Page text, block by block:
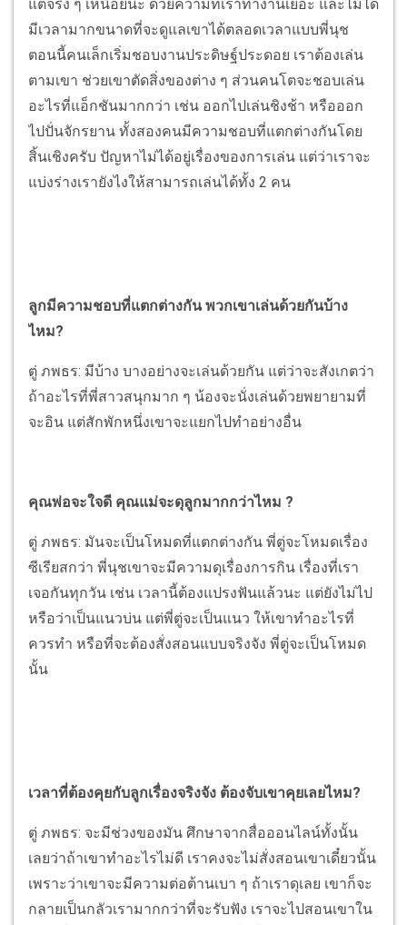
แต่จริง ๆ เหนื่อยนะ ด้วยความที่เราทำงานเยอะ และไม่ได้
มีเวลามากขนาดที่จะดูแลเขาได้ตลอดเวลาแบบพี่นุช
ตอนนี้คนเล็กเริ่มชอบงานประดิษฐ์ประดอย เราต้องเล่น
ตามเขา ช่วยเขาตัดสิ่งของต่าง ๆ ส่วนคนโตจะชอบเล่น
อะไรที่แอ็กชันมากกว่า เช่น ออกไปเล่นชิงช้า หรือออก
ไปปั่นจักรยาน ทั้งสองคนมีความชอบที่แตกต่างกันโดย
สิ้นเชิงครับ ปัญหาไม่ได้อยู่เรื่องของการเล่น แต่ว่าเราจะ
แบ่งร่างเรายังไงให้สามารถเล่นได้ทั้ง 2 คน
ลูกมีความชอบที่แตกต่างกัน พวกเขาเล่นด้วยกันบ้าง
ไหม?
ตู่ ภพธร: มีบ้าง บางอย่างจะเล่นด้วยกัน แต่ว่าจะสังเกตว่า
ถ้าอะไรที่พี่สาวสนุกมาก ๆ น้องจะนั่งเล่นด้วยพยายามที่
จะอิน แต่สักพักหนึ่งเขาจะแยกไปทำอย่างอื่น
คุณพ่อจะใจดี คุณแม่จะดุลูกมากกว่าไหม ?
ตู่ ภพธร: มันจะเป็นโหมดที่แตกต่างกัน พี่ตู่จะโหมดเรื่อง
ซีเรียสกว่า พี่นุชเขาจะมีความดุเรื่องการกิน เรื่องที่เรา
เจอกันทุกวัน เช่น เวลานี้ต้องแปรงฟันแล้วนะ แต่ยังไม่ไป
หรือว่าเป็นแนวบ่น แต่พี่ตู่จะเป็นแนว ให้เขาทำอะไรที่
ควรทำ หรือที่จะต้องสั่งสอนแบบจริงจัง พี่ตู่จะเป็นโหมด
นั้น
เวลาที่ต้องคุยกับลูกเรื่องจริงจัง ต้องจับเขาคุยเลยไหม?
ตู่ ภพธร: จะมีช่วงของมัน ศึกษาจากสื่อออนไลน์ทั้งนั้น
เลยว่าถ้าเขาทำอะไรไม่ดี เราคงจะไม่สั่งสอนเขาเดี๋ยวนั้น
เพราะว่าเขาจะมีความต่อต้านเบา ๆ ถ้าเราดุเลย เขาก็จะ
กลายเป็นกลัวเรามากกว่าที่จะรับฟัง เราจะไปสอนเขาใน